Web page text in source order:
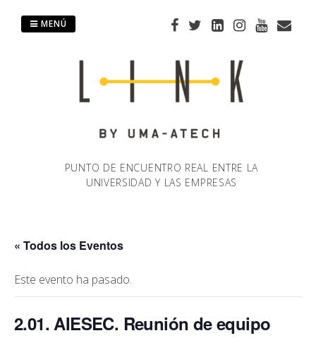
PUNTO DE ENCUENTRO REAL ENTRE LA
UNIVERSIDAD Y LAS EMPRESAS
MENÚ
« Todos los Eventos
Este evento ha pasado.
2.01. AIESEC. Reunión de equipo